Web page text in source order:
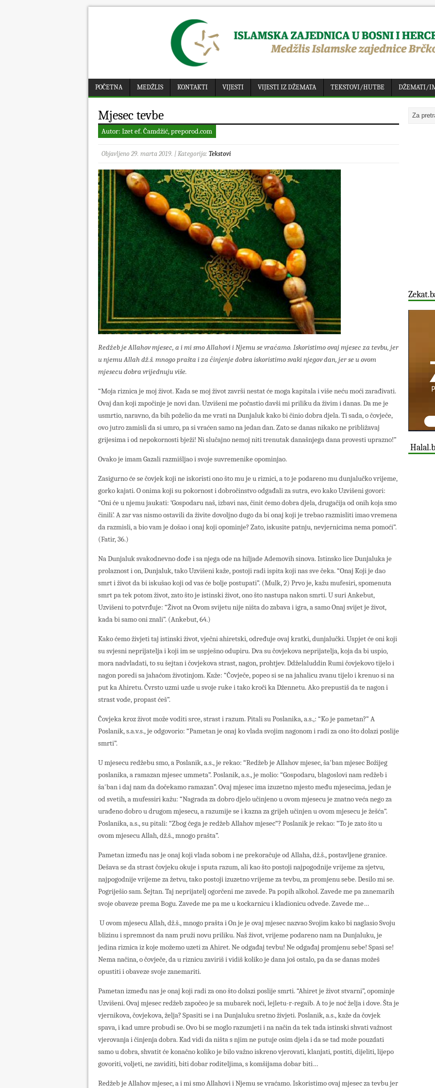
POČETNA MEDŽLIS KONTAKTI VIJESTI VIJESTI IZ DŽEMATA TEKSTOVI/HUTBE DŽEMATI/
Mjesec tevbe
Autor: Izet ef. Čamdžić, preporod.com
Objavljeno 29. marta 2019. | Kategorija: Tekstovi
Redžeb je Allahov mjesec, a i mi smo Allahovi i Njemu se vraćamo. Iskoristimo ovaj mjesec za tevbu, jer
u njemu Allah dž.š. mnogo prašta i za činjenje dobra iskoristimo svaki njegov dan, jer se u ovom
mjesecu dobra vrijednuju više.
“Moja riznica je moj život. Kada se moj život završi nestat će moga kapitala i više neću moći zarađivati.
Ovaj dan koji započinje je novi dan. Uzvišeni me počastio davši mi priliku da živim i danas. Da me je
usmrtio, naravno, da bih poželio da me vrati na Dunjaluk kako bi činio dobra djela. Ti sada, o čovječe,
ovo jutro zamisli da si umro, pa si vraćen samo na jedan dan. Zato se danas nikako ne približavaj
grijesima i od nepokornosti bježi! Ni slučajno nemoj niti trenutak današnjega dana provesti uprazno!”
Ovako je imam Gazali razmišljao i svoje suvremenike opominjao.
Zasigurno će se čovjek koji ne iskoristi ono što mu je u riznici, a to je podareno mu dunjalučko vrijeme,
gorko kajati. O onima koji su pokornost i dobročinstvo odgađali za sutra, evo kako Uzvišeni govori:
“Oni će u njemu jaukati: ‘Gospodaru naš, izbavi nas, činit ćemo dobra djela, drugačija od onih koja smo
činili’. A zar vas nismo ostavili da živite dovoljno dugo da bi onaj koji je trebao razmisliti imao vremena
da razmisli, a bio vam je došao i onaj koji opominje? Zato, iskusite patnju, nevjernicima nema pomoći”.
(Fatir, 36.)
Na Dunjaluk svakodnevno dođe i sa njega ode na hiljade Ademovih sinova. Istinsko lice Dunjaluka je
prolaznost i on, Dunjaluk, tako Uzvišeni kaže, postoji radi ispita koji nas sve čeka. “Onaj Koji je dao
smrt i život da bi iskušao koji od vas će bolje postupati”. (Mulk, 2) Prvo je, kažu mufesiri, spomenuta
smrt pa tek potom život, zato što je istinski život, ono što nastupa nakon smrti. U suri Ankebut,
Uzvišeni to potvrđuje: “Život na Ovom svijetu nije ništa do zabava i igra, a samo Onaj svijet je život,
kada bi samo oni znali”. (Ankebut, 64.)
Kako ćemo živjeti taj istinski život, vječni ahiretski, određuje ovaj kratki, dunjalučki. Uspjet će oni koji
su svjesni neprijatelja i koji im se uspješno odupiru. Dva su čovjekova neprijatelja, koja da bi uspio,
mora nadvladati, to su šejtan i čovjekova strast, nagon, prohtjev. Ddželaluddin Rumi čovjekovo tijelo i
nagon poredi sa jahaćom životinjom. Kaže: “Čovječe, popeo si se na jahalicu zvanu tijelo i krenuo si na
put ka Ahiretu. Čvrsto uzmi uzde u svoje ruke i tako kroči ka Džennetu. Ako prepustiš da te nagon i
strast vode, propast ćeš”.
Čovjeka kroz život može voditi srce, strast i razum. Pitali su Poslanika, a.s.,: “Ko je pametan?” A
Poslanik, s.a.v.s., je odgovorio: “Pametan je onaj ko vlada svojim nagonom i radi za ono što dolazi poslije
smrti”.
U mjesecu redžebu smo, a Poslanik, a.s., je rekao: “Redžeb je Allahov mjesec, ša'ban mjesec Božijeg
poslanika, a ramazan mjesec ummeta”. Poslanik, a.s., je molio: “Gospodaru, blagoslovi nam redžeb i
ša'ban i daj nam da dočekamo ramazan”. Ovaj mjesec ima izuzetno mjesto među mjesecima, jedan je
od svetih, a mufessiri kažu: “Nagrada za dobro djelo učinjeno u ovom mjesecu je znatno veća nego za
urađeno dobro u drugom mjesecu, a razumije se i kazna za grijeh učinjen u ovom mjesecu je žešća”.
Poslanika, a.s., su pitali: “Zbog čega je redžeb Allahov mjesec“? Poslanik je rekao: “To je zato što u
ovom mjesecu Allah, dž.š., mnogo prašta”.
Pametan između nas je onaj koji vlada sobom i ne prekoračuje od Allaha, dž.š., postavljene granice.
Dešava se da strast čovjeku okuje i sputa razum, ali kao što postoji najpogodnije vrijeme za sjetvu,
najpogodnije vrijeme za žetvu, tako postoji izuzetno vrijeme za tevbu, za promjenu sebe. Desilo mi se.
Pogriješio sam. Šejtan. Taj neprijatelj ogorčeni me zavede. Pa popih alkohol. Zavede me pa zanemarih
svoje obaveze prema Bogu. Zavede me pa me u kockarnicu i kladionicu odvede. Zavede me…
U ovom mjesecu Allah, dž.š., mnogo prašta i On je je ovaj mjesec nazvao Svojim kako bi naglasio Svoju
blizinu i spremnost da nam pruži novu priliku. Naš život, vrijeme podareno nam na Dunjaluku, je
jedina riznica iz koje možemo uzeti za Ahiret. Ne odgađaj tevbu! Ne odgađaj promjenu sebe! Spasi se!
Nema načina, o čovječe, da u riznicu zaviriš i vidiš koliko je dana još ostalo, pa da se danas možeš
opustiti i obaveze svoje zanemariti.
Pametan između nas je onaj koji radi za ono što dolazi poslije smrti. “Ahiret je život stvarni”, opominje
Uzvišeni. Ovaj mjesec redžeb započeo je sa mubarek noći, lejletu-r-regaib. A to je noć želja i dove. Šta je
vjernikova, čovjekova, želja? Spasiti se i na Dunjaluku sretno živjeti. Poslanik, a.s., kaže da čovjek
spava, i kad umre probudi se. Ovo bi se moglo razumjeti i na način da tek tada istinski shvati važnost
vjerovanja i činjenja dobra. Kad vidi da ništa s njim ne putuje osim djela i da se tad može pouzdati
samo u dobra, shvatit će konačno koliko je bilo važno iskreno vjerovati, klanjati, postiti, dijeliti, lijepo
govoriti, voljeti, ne zaviditi, biti dobar roditeljima, s komšijama dobar biti…
Redžeb je Allahov mjesec, a i mi smo Allahovi i Njemu se vraćamo. Iskoristimo ovaj mjesec za tevbu jer